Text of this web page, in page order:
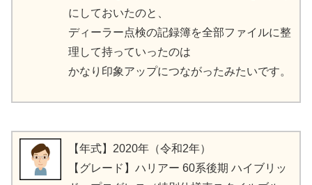
にしておいたのと、
ディーラー点検の記録簿を全部ファイルに整
理して持っていったのは
かなり印象アップにつながったみたいです。
【年式】2020年（令和2年）
【グレード】ハリアー 60系後期 ハイブリッ